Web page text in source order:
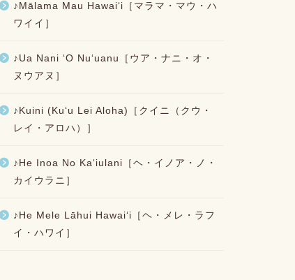
♪Mālama Mau Hawaiʻi［マラマ・マウ・ハ
ワイイ］
♪Ua Nani ʻO Nuʻuanu［ウア・ナニ・オ・
ヌウアヌ］
♪Kuini (Kuʻu Lei Aloha)［クイニ（クウ・
レイ・アロハ）］
♪He Inoa No Kaʻiulani［ヘ・イノア・ノ・
カイウラニ］
♪He Mele Lāhui Hawaiʻi［ヘ・メレ・ラフ
イ・ハワイ］